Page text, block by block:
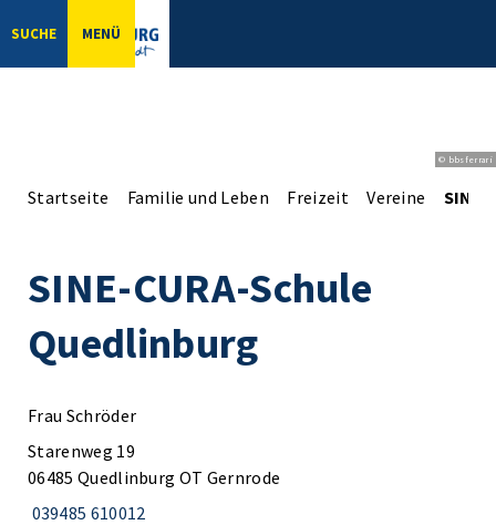
SUCHE MENÜ
© bbsferrari
Startseite Familie und Leben Freizeit Vereine
SINE-CURA-Schule
Quedlinburg
Frau Schröder
Starenweg 19
06485 Quedlinburg OT Gernrode
039485 610012